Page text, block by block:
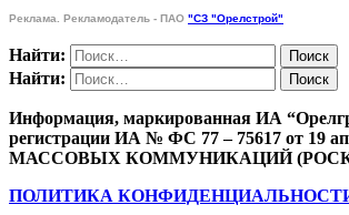
Реклама. Рекламодатель - ПАО "СЗ "Орелстрой"
Найти:
Найти:
Информация, маркированная ИА
регистрации ИА № ФС 77 – 75617
МАССОВЫХ КОММУНИКАЦИЙ
ПОЛИТИКА